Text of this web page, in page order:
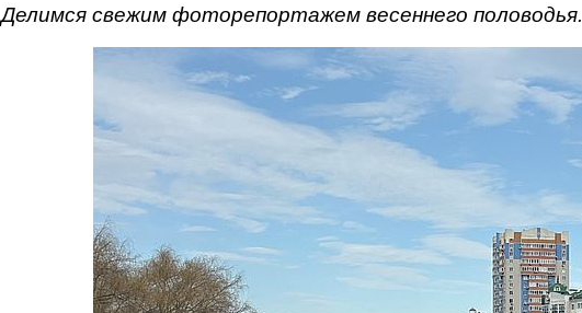
Делимся свежим фоторепортажем весеннего половодья.